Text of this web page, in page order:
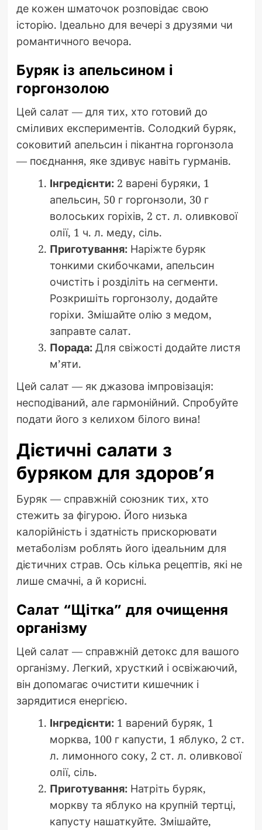
де кожен шматочок розповідає свою
історію. Ідеально для вечері з друзями чи
романтичного вечора.
Буряк із апельсином і
горгонзолою
Цей салат — для тих, хто готовий до
сміливих експериментів. Солодкий буряк,
соковитий апельсин і пікантна горгонзола
— поєднання, яке здивує навіть гурманів.
Інгредієнти:2 варені буряки, 1
апельсин, 50 г горгонзоли, 30 г
волоських горіхів, 2 ст. л. оливкової
олії, 1 ч. л. меду, сіль.
Приготування:Наріжте буряк
тонкими скибочками, апельсин
очистіть і розділіть на сегменти.
Розкришіть горгонзолу, додайте
горіхи. Змішайте олію з медом,
заправте салат.
Порада:Для свіжості додайте листя
м’яти.
Цей салат — як джазова імпровізація:
несподіваний, але гармонійний. Спробуйте
подати його з келихом білого вина!
Дієтичні салати з
буряком для здоров’я
Буряк — справжній союзник тих, хто
стежить за фігурою. Його низька
калорійність і здатність прискорювати
метаболізм роблять його ідеальним для
дієтичних страв. Ось кілька рецептів, які не
лише смачні, а й корисні.
Салат “Щітка” для очищення
організму
Цей салат — справжній детокс для вашого
організму. Легкий, хрусткий і освіжаючий,
він допомагає очистити кишечник і
зарядитися енергією.
Інгредієнти:1 варений буряк, 1
морква, 100 г капусти, 1 яблуко, 2 ст.
л. лимонного соку, 2 ст. л. оливкової
олії, сіль.
Приготування:Натріть буряк,
моркву та яблуко на крупній тертці,
капусту нашаткуйте. Змішайте,